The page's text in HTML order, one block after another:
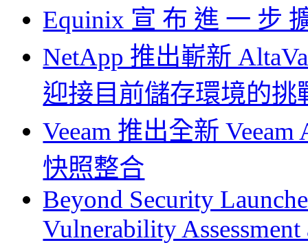
Equinix 宣 布 進 一 步
NetApp 推出嶄新
迎接目前儲存環境的挑
Veeam 推出全新
快照整合
Beyond Security
Vulnerability Assessment